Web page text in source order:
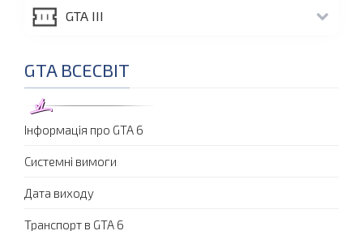
GTA III
GTA ВСЕСВІТ
Інформація про GTA 6
Системні вимоги
Дата виходу
Транспорт в GTA 6